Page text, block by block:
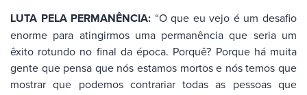
LUTA PELA PERMANÊNCIA: “O que eu vejo é um desafio
enorme para atingirmos uma permanência que seria um
êxito rotundo no final da época. Porquê? Porque há muita
gente que pensa que nós estamos mortos e nós temos que
mostrar que podemos contrariar todas as pessoas que